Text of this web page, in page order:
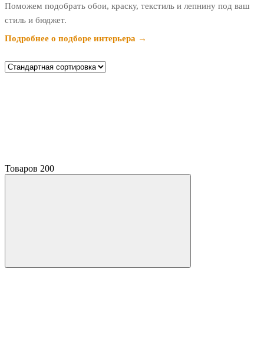
Поможем подобрать обои, краску, текстиль и лепнину под ваш
стиль и бюджет.
Подробнее о подборе интерьера →
Товаров 200